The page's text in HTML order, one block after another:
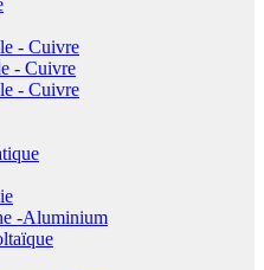
- Cuivre
- Cuivre
- Cuivre
-Aluminium